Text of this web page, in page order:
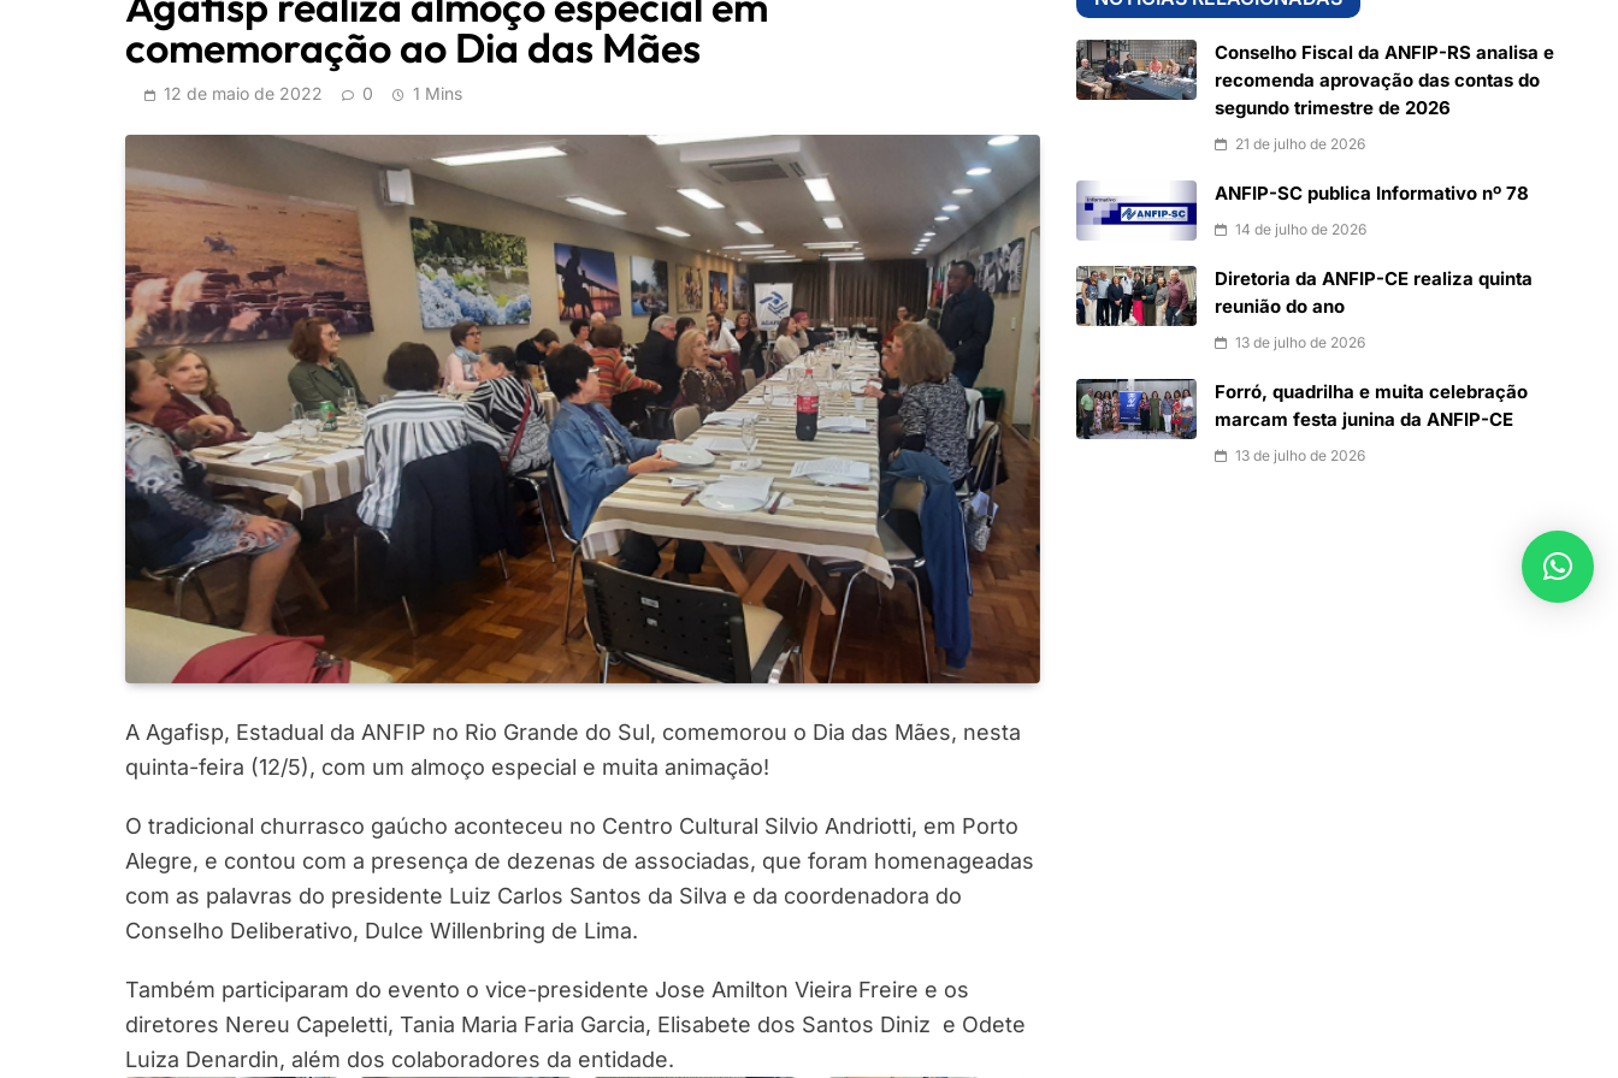
comemoração ao Dia das Mães
12 de maio de 2022 0 1 Mins
A Agafisp, Estadual da ANFIP no Rio Grande do Sul, comemorou o Dia das Mães, nesta
quinta-feira (12/5), com um almoço especial e muita animação!
O tradicional churrasco gaúcho aconteceu no Centro Cultural Silvio Andriotti, em Porto
Alegre, e contou com a presença de dezenas de associadas, que foram homenageadas
com as palavras do presidente Luiz Carlos Santos da Silva e da coordenadora do
Conselho Deliberativo, Dulce Willenbring de Lima.
Também participaram do evento o vice-presidente Jose Amilton Vieira Freire e os
diretores Nereu Capeletti, Tania Maria Faria Garcia, Elisabete dos Santos Diniz e Odete
Luiza Denardin, além dos colaboradores da entidade.
Conselho Fiscal da ANFIP-RS analisa e
recomenda aprovação das contas do
segundo trimestre de 2026
21 de julho de 2026
ANFIP-SC publica Informativo nº 78
14 de julho de 2026
Diretoria da ANFIP-CE realiza quinta
reunião do ano
13 de julho de 2026
Forró, quadrilha e muita celebração
marcam festa junina da ANFIP-CE
13 de julho de 2026